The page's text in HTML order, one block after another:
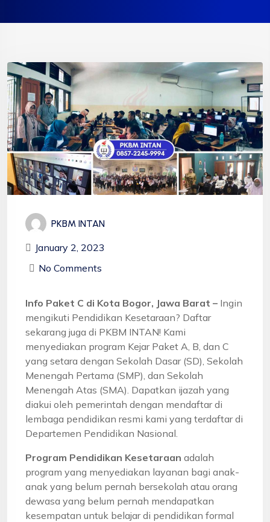
PKBM INTAN
January 2, 2023
No Comments
Info Paket C di Kota Bogor, Jawa Barat – Ingin
mengikuti Pendidikan Kesetaraan? Daftar
sekarang juga di PKBM INTAN! Kami
menyediakan program Kejar Paket A, B, dan C
yang setara dengan Sekolah Dasar (SD), Sekolah
Menengah Pertama (SMP), dan Sekolah
Menengah Atas (SMA). Dapatkan ijazah yang
diakui oleh pemerintah dengan mendaftar di
lembaga pendidikan resmi kami yang terdaftar di
Departemen Pendidikan Nasional.
Program Pendidikan Kesetaraan adalah
program yang menyediakan layanan bagi anak-
anak yang belum pernah bersekolah atau orang
dewasa yang belum pernah mendapatkan
kesempatan untuk belajar di pendidikan formal